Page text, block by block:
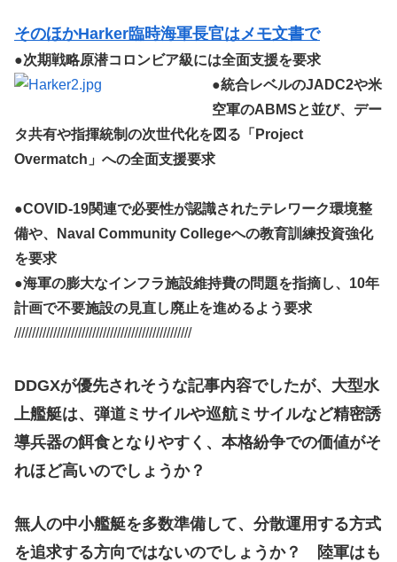
そのほかHarker臨時海軍長官はメモ文書で
●次期戦略原潜コロンビア級には全面支援を要求
●統合レベルのJADC2や米
空軍のABMSと並び、デー
タ共有や指揮統制の次世代化を図る「Project
Overmatch」への全面支援要求
●COVID-19関連で必要性が認識されたテレワーク環境整
備や、Naval Community Collegeへの教育訓練投資強化
を要求
●海軍の膨大なインフラ施設維持費の問題を指摘し、10年
計画で不要施設の見直し廃止を進めるよう要求
//////////////////////////////////////////////////
DDGXが優先されそうな記事内容でしたが、大型水
上艦艇は、弾道ミサイルや巡航ミサイルなど精密誘
導兵器の餌食となりやすく、本格紛争での価値がそ
れほど高いのでしょうか？
無人の中小艦艇を多数準備して、分散運用する方式
を追求する方向ではないのでしょうか？ 陸軍はも